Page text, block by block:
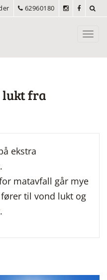
62960180
lukt fra
ekstra
matavfall går mye
til vond lukt og